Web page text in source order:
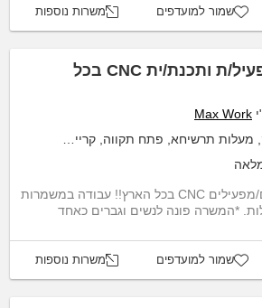
שמור למועדפים משרות נוספות
דרוש/ה כוון/ת מפעיל/ת ותכנת/ית CNC בכל
Max Work
תרשיחא, פתח תקווה, קריית חיים
דרושים כוונים/תכנתים/מפעילים CNC בכל הארץ!! עבודה במשמרות
*המשרה פונה לנשים וגברים כאחד
שמור למועדפים משרות נוספות